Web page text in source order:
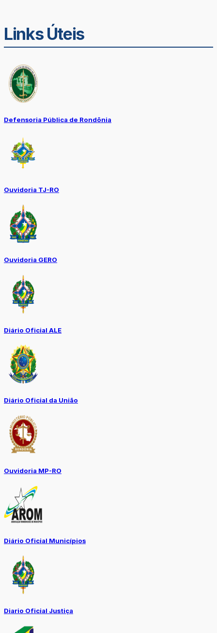
Links Úteis
Defensoria Pública de Rondônia
Ouvidoria TJ-RO
Ouvidoria GERO
Diário Oficial ALE
Diário Oficial da União
Ouvidoria MP-RO
Diário Oficial Municípios
Diario Oficial Justiça